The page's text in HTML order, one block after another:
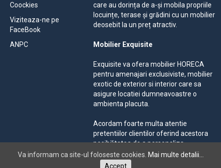
Coockies
Viziteaza-ne pe
FaceBook
ANPC
care au dorința de a-și mobila propriile
locuințe, terase și grădini cu un mobilier
deosebit la un preț atractiv.
Mobilier Exquisite
Exquisite va ofera mobilier HORECA
pentru amenajari exclusiviste, mobilier
exotic de exterior si interior care sa
asigure locatiei dumneavoastre o
ambienta placuta.
Acordam foarte multa atentie
pretentiilor clientilor oferind acestora
posibilitatea de a personaliza
mobilierul solicitat, alegand dintr-o
gama larga de materiale si culori.
Va informam ca site-ul foloseste cookies. Mai multe detalii...
Accept